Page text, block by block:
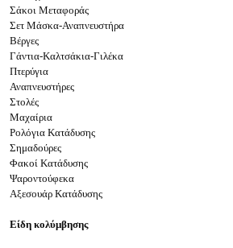
Σάκοι Μεταφοράς
Σετ Μάσκα-Αναπνευστήρα
Βέργες
Γάντια-Καλτσάκια-Γιλέκα
Πτερύγια
Αναπνευστήρες
Στολές
Μαχαίρια
Ρολόγια Κατάδυσης
Σημαδούρες
Φακοί Κατάδυσης
Ψαροντούφεκα
Αξεσουάρ Κατάδυσης
Είδη κολύμβησης